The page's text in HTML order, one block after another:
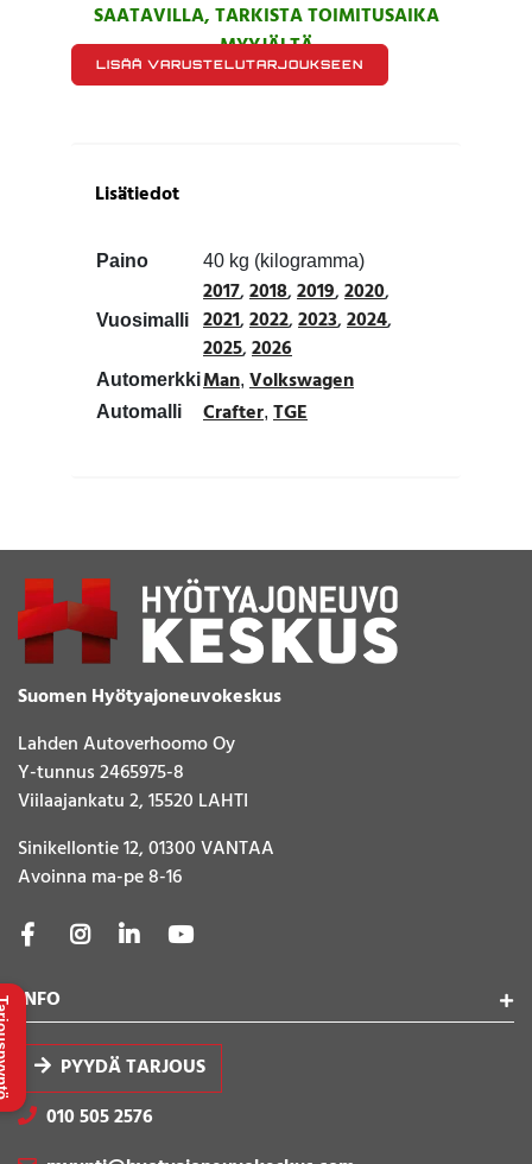
SAATAVILLA, TARKISTA TOIMITUSAIKA
MYYJÄLTÄ
LISÄÄ VARUSTELUTARJOUKSEEN
Lisätiedot
Paino 40 kg (kilogramma)
Vuosimalli
2017,2018,2019,2020,
2021,2022,2023,2024,
2025,2026
AutomerkkiMan, Volkswagen
Automalli Crafter, TGE
Suomen Hyötyajoneuvokeskus
Lahden Autoverhoomo Oy
Y-tunnus 2465975-8
Viilaajankatu 2, 15520 LAHTI
Sinikellontie 12, 01300 VANTAA
Avoinna ma-pe 8-16
INFO
PYYDÄ TARJOUS
010 505 2576